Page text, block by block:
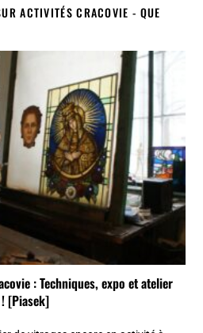
ACTIVITÉS CRACOVIE - QUE
: Techniques, expo et atelier
! [Piasek]